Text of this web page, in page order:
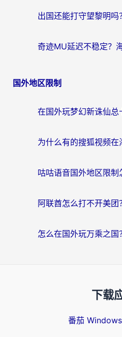
国外地区限制
下载
番茄